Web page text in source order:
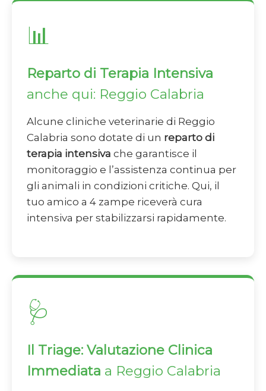
📊
Reparto di Terapia Intensiva
anche qui: Reggio Calabria
Alcune cliniche veterinarie di Reggio
Calabria sono dotate di un reparto di
terapia intensiva che garantisce il
monitoraggio e l’assistenza continua per
gli animali in condizioni critiche. Qui, il
tuo amico a 4 zampe riceverà cura
intensiva per stabilizzarsi rapidamente.
🩺
Il Triage: Valutazione Clinica
Immediata a Reggio Calabria